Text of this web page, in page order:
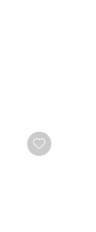
FURISODE
振袖